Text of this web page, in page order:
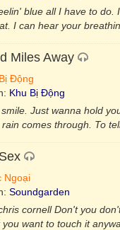
blue all I have to
I can hear your
Miles Away
Động
Khu Bị Động
smile. Just wanna hold
comes through. To
Ngoại
Soundgarden
cornell Don't you
want to touch it